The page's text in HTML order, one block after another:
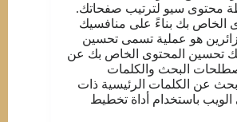
محتوى سيو لترتيب صفحاتك.
الخاص بك بناءً على منافسيك
هو عملية تسمى تحسين
تحسين المحتوى الخاص بك عن
البحث والكلمات
ابحث عن الكلمات الرئيسية ذات
باستخدام أداة تخطيط